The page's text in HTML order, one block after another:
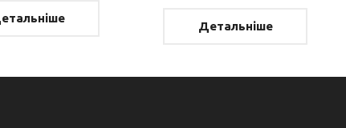
Детальніше